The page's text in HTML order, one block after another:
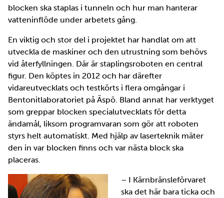
blocken ska staplas i tunneln och hur man hanterar
vatteninflöde under arbetets gång.
En viktig och stor del i projektet har handlat om att
utveckla de maskiner och den utrustning som behövs
vid återfyllningen. Där är staplingsroboten en central
figur. Den köptes in 2012 och har därefter
vidareutvecklats och testkörts i flera omgångar i
Bentonitlaboratoriet på Äspö. Bland annat har verktyget
som greppar blocken specialutvecklats för detta
ändamål, liksom programvaran som gör att roboten
styrs helt automatiskt. Med hjälp av laserteknik mäter
den in var blocken finns och var nästa block ska
placeras.
– I Kärnbränsleförvaret
ska det här bara ticka och